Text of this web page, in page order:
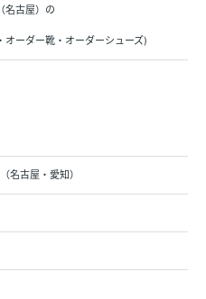
名古屋）の
オーダー靴・オーダーシューズ)
古屋・愛知）